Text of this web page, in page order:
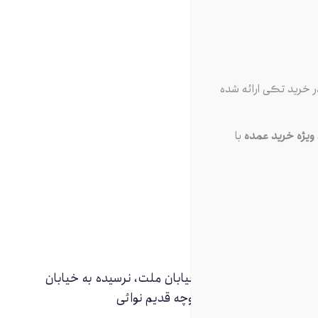
تهران، مترو ملت، خیابان ملت، نرسیده به خیابان
جمهوری، انتهای کوچه قدیم نوائی
خرید تکی ارائه شده
خرید عمده با